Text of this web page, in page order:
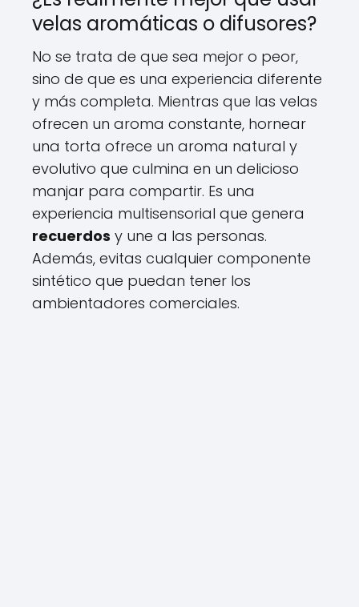
velas aromáticas o difusores?
No se trata de que sea mejor o peor,
sino de que es una experiencia diferente
y más completa. Mientras que las velas
ofrecen un aroma constante, hornear
una torta ofrece un aroma natural y
evolutivo que culmina en un delicioso
manjar para compartir. Es una
experiencia multisensorial que genera
recuerdos y une a las personas.
Además, evitas cualquier componente
sintético que puedan tener los
ambientadores comerciales.